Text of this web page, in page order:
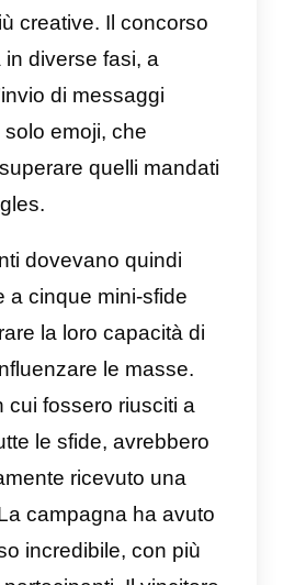
da 80 centesimi. La
di marketing di
implementata su
può considerarsi un
per raggiungere i
maniera assolutamente
generando
interazioni.
un AYGO – Toyota
sorpreso ancora una
una nuova campagna
interamente su